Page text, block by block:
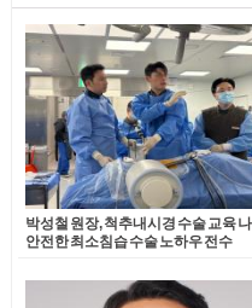
박성철 원장, 척추내시경 수술 교육
안전한 최소침습 수술 노하우 전수